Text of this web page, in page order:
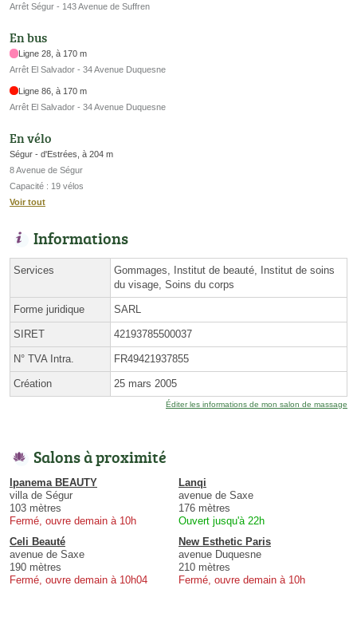
Arrêt Ségur - 143 Avenue de Suffren
En bus
Ligne 28, à 170 m
Arrêt El Salvador - 34 Avenue Duquesne
Ligne 86, à 170 m
Arrêt El Salvador - 34 Avenue Duquesne
En vélo
Ségur - d'Estrées, à 204 m
8 Avenue de Ségur
Capacité : 19 vélos
Voir tout
Informations
Services
Gommages, Institut de beauté, Institut de soins
du visage, Soins du corps
Forme juridique SARL
SIRET 42193785500037
N° TVA Intra. FR49421937855
Création 25 mars 2005
Éditer les informations de mon salon de massage
Salons à proximité
Ipanema BEAUTY
villa de Ségur
103 mètres
Fermé, ouvre demain à 10h
Lanqi
avenue de Saxe
176 mètres
Ouvert jusqu'à 22h
Celi Beauté
avenue de Saxe
190 mètres
Fermé, ouvre demain à 10h04
New Esthetic Paris
avenue Duquesne
210 mètres
Fermé, ouvre demain à 10h